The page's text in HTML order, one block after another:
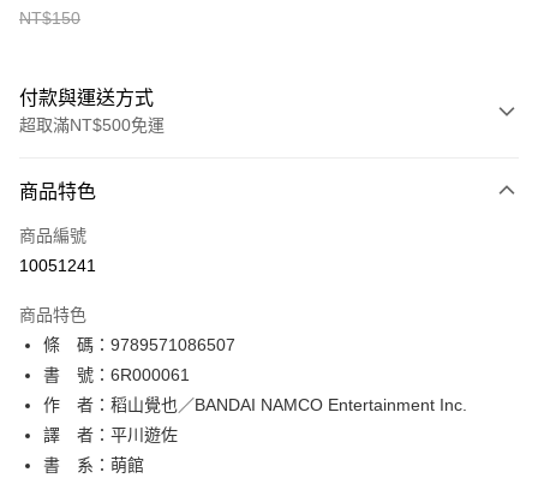
NT$150
付款與運送方式
超取滿NT$500免運
信用卡一次付款
超商取貨付款
相關說明
【關於「AFTEE先享後付」】
AFTEE先享後付是「在收到商品之後才付款」的支付方式。 讓您購物簡單
便利好安心！
１．簡單：不需註冊會員、不需綁卡、不需儲值。
２．便利：只要手機號碼，簡訊認證，即可結帳。
３．安心：先確認商品／服務後，再付款。
ATM付款
運送方式
全家取貨付款
商品特色
商品編號
10051241
商品特色
條 碼：9789571086507
書 號：6R000061
作 者：稻山覺也／BANDAI NAMCO Entertainment Inc.
譯 者：平川遊佐
書 系：萌館